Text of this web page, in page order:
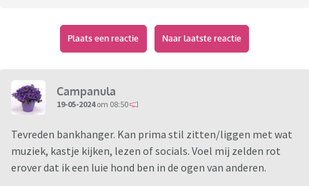
Plaats een reactie Naar laatste reactie
Campanula
19-05-2024om 08:50
Tevreden bankhanger. Kan prima stil zitten/liggen met wat
muziek, kastje kijken, lezen of socials. Voel mij zelden rot
erover dat ik een luie hond ben in de ogen van anderen.